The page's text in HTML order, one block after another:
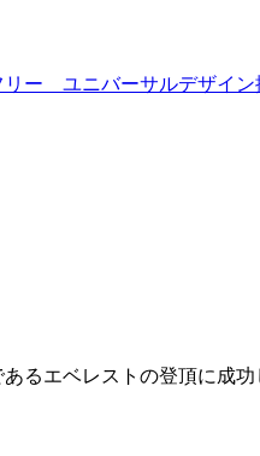
リー ユニバーサルデザイン
るエベレストの登頂に成